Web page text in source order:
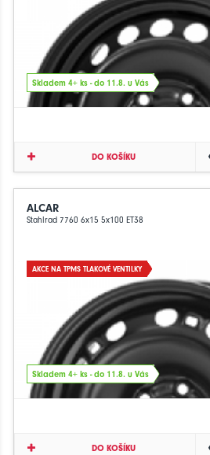
Skladem 4+ ks - do 11.8. u Vás
DO KOŠÍKU
ALCAR
Stahlrad 7760 6x15 5x100 ET38
AKCE NA TPMS TLAKOVÉ VENTILKY
Skladem 4+ ks - do 11.8. u Vás
DO KOŠÍKU